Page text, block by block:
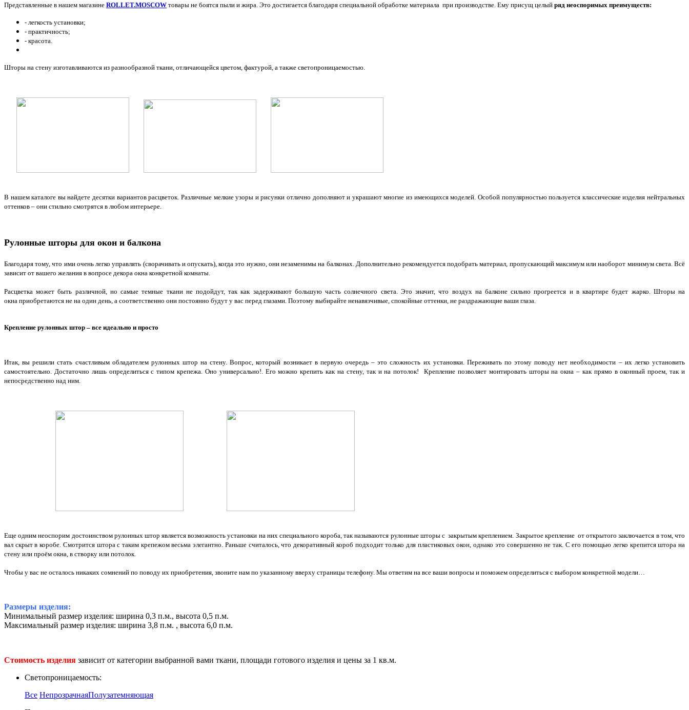
Представленные в нашем магазине ROLLET.MOSCOW товары не боятся пыли и жира. Это достигается благодаря специальной обработке материала при производстве. Ему присущ целый ряд неоспоримых преимуществ:
- легкость установки;
- практичность;
- красота.
Шторы на стену изготавливаются из разнообразной ткани, отличающейся цветом, фактурой, а также светопроницаемостью.
В нашем каталоге вы найдете десятки вариантов расцветок. Различные мелкие узоры и рисунки отлично дополняют и украшают многие из имеющихся моделей. Особой популярностью пользуется классические изделия нейтральных
оттенков – они стильно смотрятся в любом интерьере.
Рулонные шторы для окон и балкона
Благодаря тому, что ими очень легко управлять (сворачивать и опускать), когда это нужно, они незаменимы на балконах. Дополнительно рекомендуется подобрать материал, пропускающий максимум или наоборот минимум света. Всё
зависит от вашего желания в вопросе декора окна конкретной комнаты.
Расцветка может быть различной, но самые темные ткани не подойдут, так как задерживают большую часть солнечного света. Это значит, что воздух на балконе сильно прогреется и в квартире будет жарко. Шторы на
окна приобретаются не на один день, а соответственно они постоянно будут у вас перед глазами. Поэтому выбирайте ненавязчивые, спокойные оттенки, не раздражающие ваши глаза.
Крепление рулонных штор – все идеально и просто
Итак, вы решили стать счастливым обладателем рулонных штор на стену. Вопрос, который возникает в первую очередь – это сложность их установки. Переживать по этому поводу нет необходимости – их легко установить
самостоятельно. Достаточно лишь определиться с типом крепежа. Оно универсально!. Его можно крепить как на стену, так и на потолок! Крепление позволяет монтировать шторы на окна – как прямо в оконный проем, так и
непосредственно над ним.
Еще одним неоспорим достоинством рулонных штор является возможность установки на них специального короба, так называются рулонные шторы с закрытым креплением. Закрытое крепление от открытого заключается в том, что
вал скрыт в коробе. Смотрится штора с таким крепежом весьма элегантно. Раньше считалось, что декоративный короб подходит только для пластиковых окон, однако это совершенно не так. С его помощью легко крепится штора на
стену или проём окна, в створку или потолок.
Чтобы у вас не осталось никаких сомнений по поводу их приобретения, звоните нам по указанному вверху страницы телефону. Мы ответим на все ваши вопросы и поможем определиться с выбором конкретной модели…
Размеры изделия:
Минимальный размер изделия: ширина 0,3 п.м., высота 0,5 п.м.
Максимальный размер изделия: ширина 3,8 п.м. , высота 6,0 п.м.
Стоимость изделия зависит от категории выбранной вами ткани, площади готового изделия и цены за 1 кв.м.
Светопроницаемость:
Все НепрозрачнаяПолузатемняющая